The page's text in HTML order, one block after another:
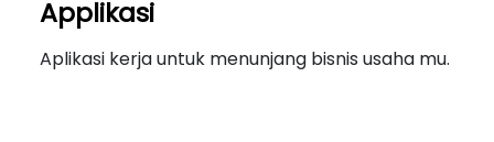
Applikasi
Aplikasi kerja untuk menunjang bisnis usaha mu.